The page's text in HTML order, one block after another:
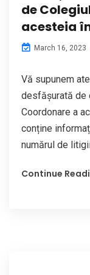
de
acesteia
March 16, 2023
Vă supunem
desfășurată de
Coordonare a
conține
numărul de
Continue